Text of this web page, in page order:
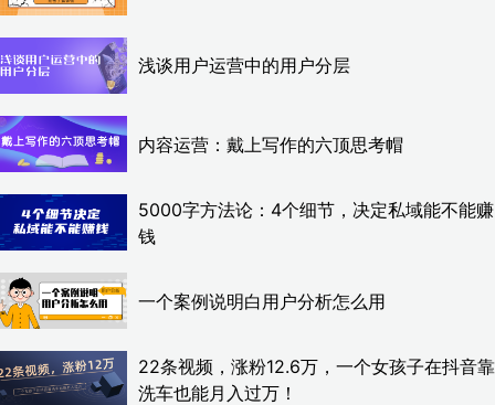
浅谈用户运营中的用户分层
内容运营：戴上写作的六顶思考帽
5000字方法论：4个细节，决定私域能不能赚
钱
一个案例说明白用户分析怎么用
22条视频，涨粉12.6万，一个女孩子在抖音靠
洗车也能月入过万！